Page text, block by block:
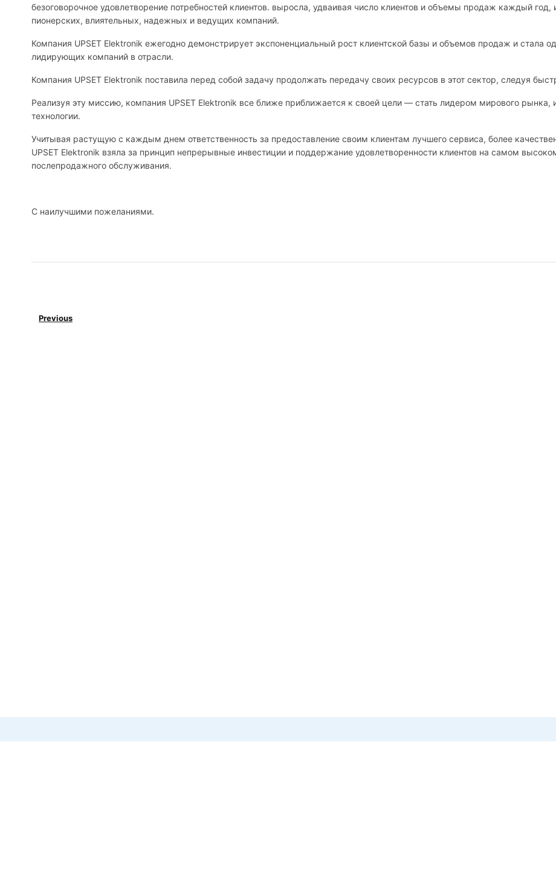
безоговорочное удовлетворение потребностей клиентов. выросла, удваивая число клиентов и объемы продаж каждый год,
пионерских, влиятельных, надежных и ведущих компаний.
Компания UPSET Elektronik ежегодно демонстрирует экспоненциальный рост клиентской базы и объемов продаж и стала
лидирующих компаний в отрасли.
Компания UPSET Elektronik поставила перед собой задачу продолжать передачу своих ресурсов в этот сектор, следуя
Реализуя эту миссию, компания UPSET Elektronik все ближе приближается к своей цели — стать лидером мирового рынка,
технологии.
Учитывая растущую с каждым днем ​​ответственность за предоставление своим клиентам лучшего сервиса, более
UPSET Elektronik взяла за принцип непрерывные инвестиции и поддержание удовлетворенности клиентов на самом
послепродажного обслуживания.
С наилучшими пожеланиями.
Previous